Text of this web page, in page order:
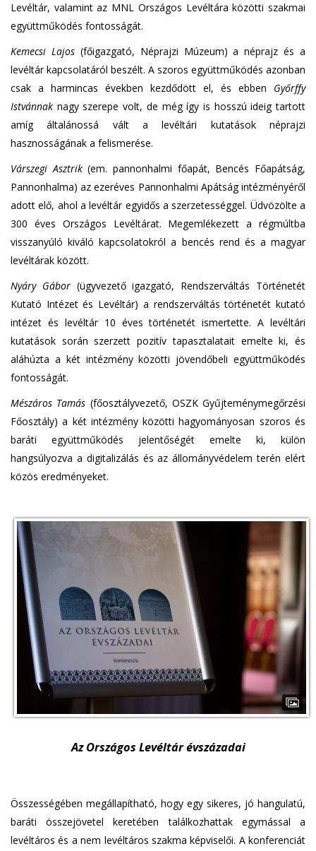
Levéltár, valamint az MNL Országos Levéltára közötti szakmai
együttműködés fontosságát.
Kemecsi Lajos(főigazgató, Néprajzi Múzeum) a néprajz és a
levéltár kapcsolatáról beszélt. A szoros együttműködés azonban
csak a harmincas években kezdődött el, és ebben Győrffy
Istvánnak nagy szerepe volt, de még így is hosszú ideig tartott
amíg általánossá vált a levéltári kutatások néprajzi
hasznosságának a felismerése.
Várszegi Asztrik(em. pannonhalmi főapát, Bencés Főapátság,
Pannonhalma) az ezeréves Pannonhalmi Apátság intézményéről
adott elő, ahol a levéltár egyidős a szerzetességgel. Üdvözölte a
300 éves Országos Levéltárat. Megemlékezett a régmúltba
visszanyúló kiváló kapcsolatokról a bencés rend és a magyar
levéltárak között.
Nyáry Gábor(ügyvezető igazgató, Rendszerváltás Történetét
Kutató Intézet és Levéltár) a rendszerváltás történetét kutató
intézet és levéltár 10 éves történetét ismertette. A levéltári
kutatások során szerzett pozitív tapasztalatait emelte ki, és
aláhúzta a két intézmény közötti jövendőbeli együttműködés
fontosságát.
Mészáros Tamás (főosztályvezető, OSZK Gyűjteménymegőrzési
Főosztály) a két intézmény közötti hagyományosan szoros és
baráti együttműködés jelentőségét emelte ki, külön
hangsúlyozva a digitalizálás és az állományvédelem terén elért
közös eredményeket.
Az Országos Levéltár évszázadai
Összességében megállapítható, hogy egy sikeres, jó hangulatú,
baráti összejövetel keretében találkozhattak egymással a
levéltáros és a nem levéltáros szakma képviselői. A konferenciát